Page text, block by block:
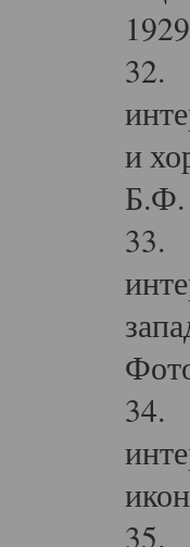
32.
и
Б.Ф.
33.
34.
35.